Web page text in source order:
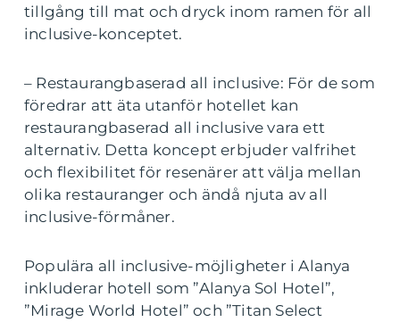
tillgång till mat och dryck inom ramen för all
inclusive-konceptet.
– Restaurangbaserad all inclusive: För de som
föredrar att äta utanför hotellet kan
restaurangbaserad all inclusive vara ett
alternativ. Detta koncept erbjuder valfrihet
och flexibilitet för resenärer att välja mellan
olika restauranger och ändå njuta av all
inclusive-förmåner.
Populära all inclusive-möjligheter i Alanya
inkluderar hotell som ”Alanya Sol Hotel”,
”Mirage World Hotel” och ”Titan Select